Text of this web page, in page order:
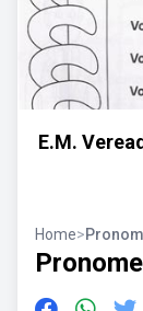
E.M.
Home>